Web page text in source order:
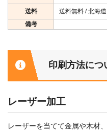
送料
送料無料 / 北海
備考
印刷方法につ
レーザー加工
レーザーを当てて金属や木材